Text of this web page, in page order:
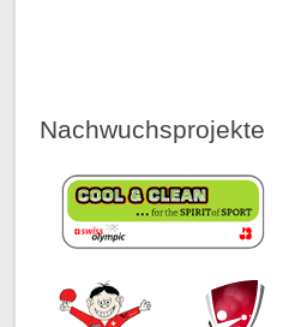
Nachwuchsprojekte